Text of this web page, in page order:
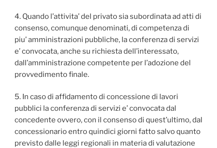
4. Quando l’attivita’ del privato sia subordinata ad atti di
consenso, comunque denominati, di competenza di
piu’ amministrazioni pubbliche, la conferenza di servizi
e’ convocata, anche su richiesta dell’interessato,
dall’amministrazione competente per l’adozione del
provvedimento finale.
5. In caso di affidamento di concessione di lavori
pubblici la conferenza di servizi e’ convocata dal
concedente ovvero, con il consenso di quest’ultimo, dal
concessionario entro quindici giorni fatto salvo quanto
previsto dalle leggi regionali in materia di valutazione